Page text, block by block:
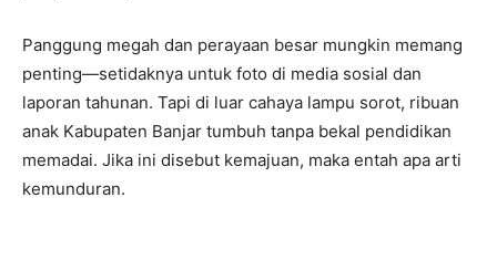
Panggung megah dan perayaan besar mungkin memang
penting—setidaknya untuk foto di media sosial dan
laporan tahunan. Tapi di luar cahaya lampu sorot, ribuan
anak Kabupaten Banjar tumbuh tanpa bekal pendidikan
memadai. Jika ini disebut kemajuan, maka entah apa arti
kemunduran.